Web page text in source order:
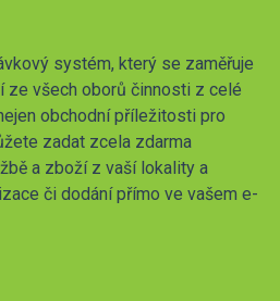
systém, který se zaměřuje
ze všech oborů činnosti z celé
obchodní příležitosti pro
zadat zcela zdarma
a zboží z vaší lokality a
či dodání přímo ve vašem e-